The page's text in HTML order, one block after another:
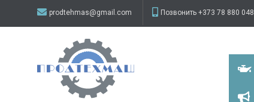
prodtehmas@gmail.com Позвонить +373 78 880 048